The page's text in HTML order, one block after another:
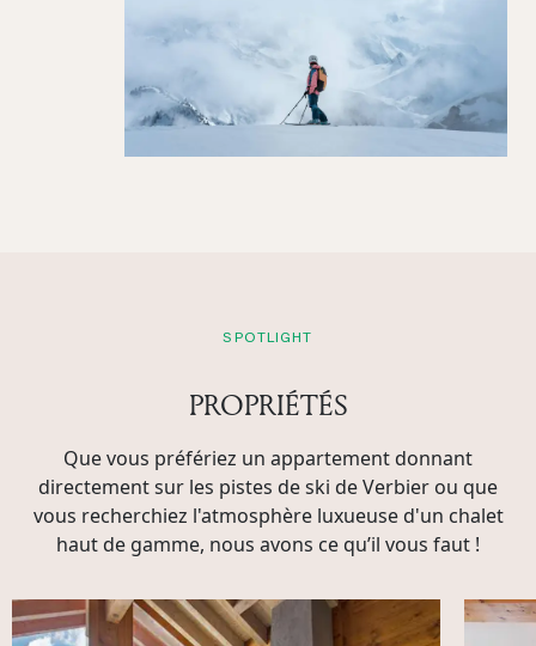
SPOTLIGHT
PROPRIÉTÉS
Que vous préfériez un appartement donnant
directement sur les pistes de ski de Verbier ou que
vous recherchiez l'atmosphère luxueuse d'un chalet
haut de gamme, nous avons ce qu’il vous faut !